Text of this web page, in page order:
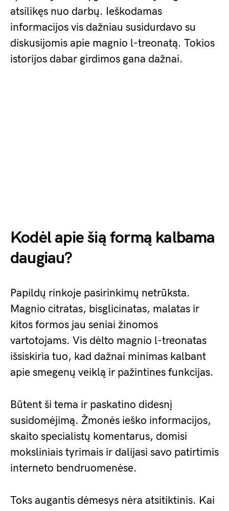
atsilikęs nuo darbų. Ieškodamas
informacijos vis dažniau susidurdavo su
diskusijomis apie magnio l-treonatą. Tokios
istorijos dabar girdimos gana dažnai.
Kodėl apie šią formą kalbama
daugiau?
Papildų rinkoje pasirinkimų netrūksta.
Magnio citratas, bisglicinatas, malatas ir
kitos formos jau seniai žinomos
vartotojams. Vis dėlto magnio l-treonatas
išsiskiria tuo, kad dažnai minimas kalbant
apie smegenų veiklą ir pažintines funkcijas.
Būtent ši tema ir paskatino didesnį
susidomėjimą. Žmonės ieško informacijos,
skaito specialistų komentarus, domisi
moksliniais tyrimais ir dalijasi savo patirtimis
interneto bendruomenėse.
Toks augantis dėmesys nėra atsitiktinis. Kai